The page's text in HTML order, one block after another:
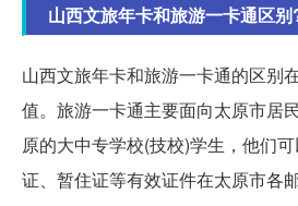
山西文旅年卡和旅游一卡通区别
山西文旅年卡和旅游一卡通的区别
值。旅游一卡通主要面向太原市居
原的大中专学校(技校)学生，他们
证、暂住证等有效证件在太原市各